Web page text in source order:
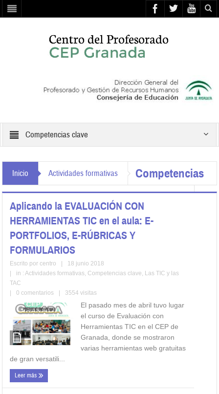
Competencias clave
Inicio Actividades formativas
Competencias
clave
Aplicando la EVALUACIÓN CON
HERRAMIENTAS TIC en el aula: E-
PORTFOLIOS, E-RÚBRICAS Y
FORMULARIOS
Escrito porcentro
18 junio 2018
in :Actividades formativas, Competencias clave, Las TIC y las
TAC
0 comentarios 3554 visitas
El pasado mes de abril tuvo lugar
el curso de Evaluación con
Herramientas TIC en el CEP de
Granada, donde se mostraron
varias herramientas web gratuitas
de gran versatili...
Leer más